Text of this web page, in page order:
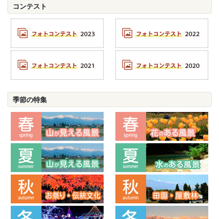
コンテスト
季節の特集